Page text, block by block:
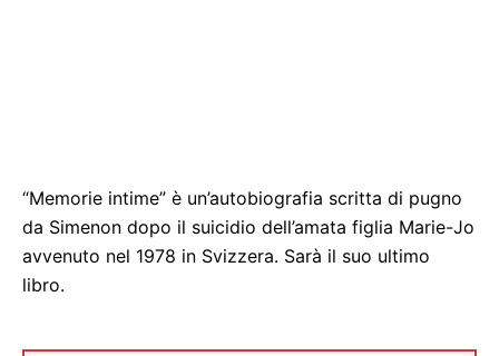
“Memorie intime” è un’autobiografia scritta di pugno
da Simenon dopo il suicidio dell’amata figlia Marie-Jo
avvenuto nel 1978 in Svizzera. Sarà il suo ultimo
libro.